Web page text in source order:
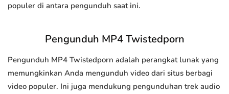
populer di antara pengunduh saat ini.
Pengunduh MP4 Twistedporn
Pengunduh MP4 Twistedporn adalah perangkat lunak yang
memungkinkan Anda mengunduh video dari situs berbagi
video populer. Ini juga mendukung pengunduhan trek audio